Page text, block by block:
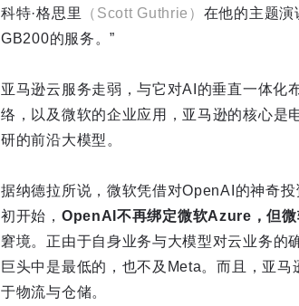
科特·格思里
（Scott Guthrie） 在他的主题演
GB200的服务。”
亚马逊云服务走弱，与它对AI的垂直一体化
络，以及微软的企业应用，亚马逊的核心是
研的前沿大模型。
据纳德拉所说，微软凭借对OpenAI的神奇
初开始， OpenAI不再绑定微软Azure，但
窘境。正由于自身业务与大模型对云业务的
巨头中是最低的，也不及Meta。而且，亚
于物流与仓储。